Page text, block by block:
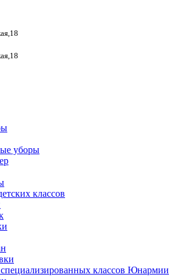
уборы
классов
классов Юнармии